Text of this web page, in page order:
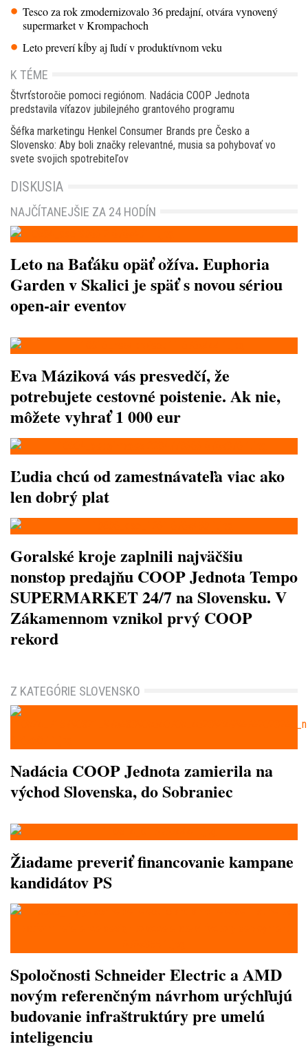
Tesco za rok zmodernizovalo 36 predajní, otvára vynovený
supermarket v Krompachoch
Leto preverí kĺby aj ľudí v produktívnom veku
K TÉME
Štvrťstoročie pomoci regiónom. Nadácia COOP Jednota
predstavila víťazov jubilejného grantového programu
Šéfka marketingu Henkel Consumer Brands pre Česko a
Slovensko: Aby boli značky relevantné, musia sa pohybovať vo
svete svojich spotrebiteľov
DISKUSIA
NAJČÍTANEJŠIE ZA 24 HODÍN
Leto na Baťáku opäť ožíva. Euphoria
Garden v Skalici je späť s novou sériou
open-air eventov
Eva Máziková vás presvedčí, že
potrebujete cestovné poistenie. Ak nie,
môžete vyhrať 1 000 eur
Ľudia chcú od zamestnávateľa viac ako
len dobrý plat
Goralské kroje zaplnili najväčšiu
nonstop predajňu COOP Jednota Tempo
SUPERMARKET 24/7 na Slovensku. V
Zákamennom vznikol prvý COOP
rekord
Z KATEGÓRIE SLOVENSKO
Nadácia COOP Jednota zamierila na
východ Slovenska, do Sobraniec
Žiadame preveriť financovanie kampane
kandidátov PS
Spoločnosti Schneider Electric a AMD
novým referenčným návrhom urýchľujú
budovanie infraštruktúry pre umelú
inteligenciu